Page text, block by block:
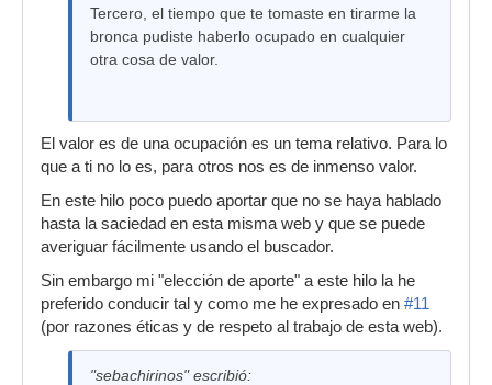
Tercero, el tiempo que te tomaste en tirarme la
bronca pudiste haberlo ocupado en cualquier
otra cosa de valor.
El valor es de una ocupación es un tema relativo. Para lo
que a ti no lo es, para otros nos es de inmenso valor.
En este hilo poco puedo aportar que no se haya hablado
hasta la saciedad en esta misma web y que se puede
averiguar fácilmente usando el buscador.
Sin embargo mi "elección de aporte" a este hilo la he
preferido conducir tal y como me he expresado en #11
(por razones éticas y de respeto al trabajo de esta web).
"sebachirinos" escribió: